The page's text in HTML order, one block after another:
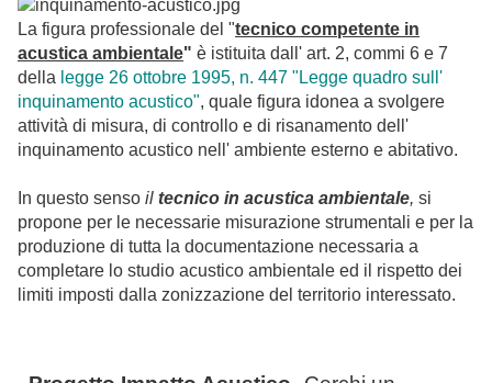
La figura professionale del "tecnico competente in
acustica ambientale" è istituita dall' art. 2, commi 6 e 7
della legge 26 ottobre 1995, n. 447 "Legge quadro sull'
inquinamento acustico", quale figura idonea a svolgere
attività di misura, di controllo e di risanamento dell'
inquinamento acustico nell' ambiente esterno e abitativo.
In questo senso il tecnico in acustica ambientale, si
propone per le necessarie misurazione strumentali e per la
produzione di tutta la documentazione necessaria a
completare lo studio acustico ambientale ed il rispetto dei
limiti imposti dalla zonizzazione del territorio interessato.